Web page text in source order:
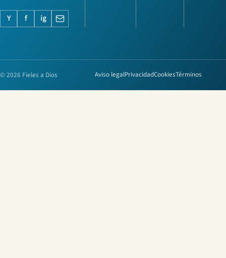
Y f ig
© 2026 Fieles a Dios Aviso legalPrivacidadCookiesTérminos